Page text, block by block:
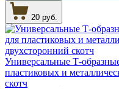
20 руб.
Универсальные Т-
пластиковых и
скотч